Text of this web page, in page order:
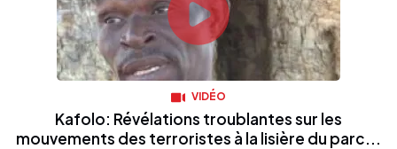
VIDÉO
Kafolo: Révélations troublantes sur les
mouvements des terroristes à la lisière du parc...